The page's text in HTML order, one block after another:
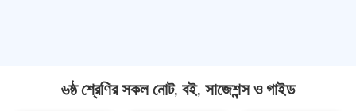
৬ষ্ঠ শ্রেণির সকল নোট, বই, সাজেশন্স ও গাইড